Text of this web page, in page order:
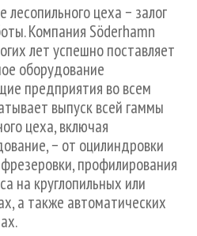
цеха − залог
Компания Söderhamn
лет успешно поставляет
оборудование
предприятия во всем
выпуск всей гаммы
цеха, включая
− от оцилиндровки
профилирования
на круглопильных или
а также автоматических